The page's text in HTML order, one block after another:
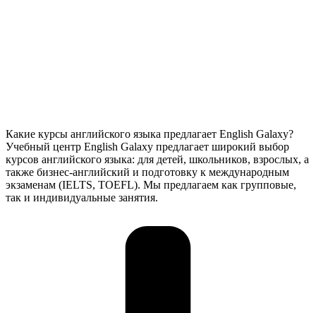
Какие курсы английского языка предлагает English Galaxy?
Учебный центр English Galaxy предлагает широкий выбор
курсов английского языка: для детей, школьников, взрослых, а
также бизнес-английский и подготовку к международным
экзаменам (IELTS, TOEFL). Мы предлагаем как групповые,
так и индивидуальные занятия.